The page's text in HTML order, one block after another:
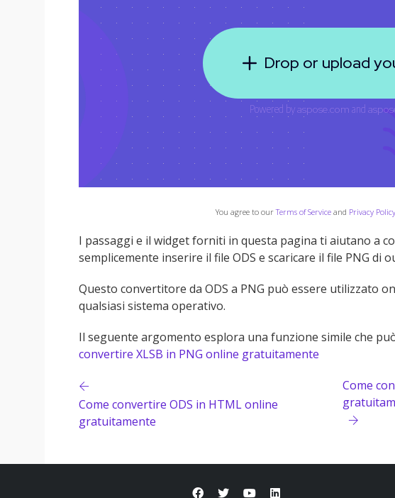
You agree to ourTerms of Service and Privacy Policy
I passaggi e il widget forniti in questa pagina ti aiutano a
semplicemente inserire il file ODS e scaricare il file PNG di
Questo convertitore da ODS a PNG può essere utilizzato
qualsiasi sistema operativo.
Il seguente argomento esplora una funzione simile che
convertire XLSB in PNG online gratuitamente
Come convertire ODS in HTML online
gratuitamente
Come